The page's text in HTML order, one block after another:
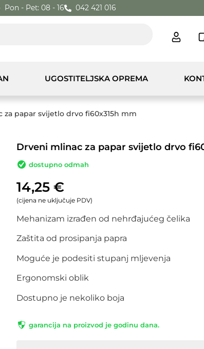
Pon - Pet: 08 - 16 042 421 016
UGOSTITELJSKA OPREMA
za papar svijetlo drvo fi60x315h mm
Drveni mlinac za papar svijetlo drvo
dostupno odmah
14,25 €
(cijena ne uključuje PDV)
Mehanizam izrađen od nehrđajućeg čelika
Zaštita od prosipanja papra
Moguće je podesiti stupanj mljevenja
Ergonomski oblik
Dostupno je nekoliko boja
garancija na proizvod je godinu dana.